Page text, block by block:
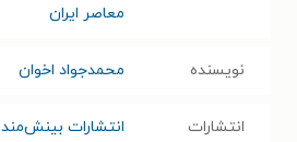
معاصر ایران
نویسنده محمدجواد اخوان
انتشارات انتشارات بینش‌مند